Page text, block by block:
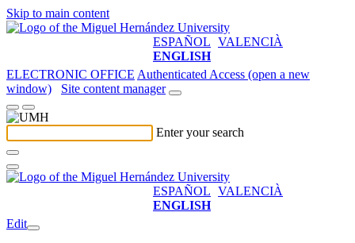
Skip to main content
ESPAÑOL VALENCIÀ
ENGLISH
ELECTRONIC OFFICE Authenticated Access (open a new
window)
Site content manager
Enter your search
ESPAÑOL VALENCIÀ
ENGLISH
Edit